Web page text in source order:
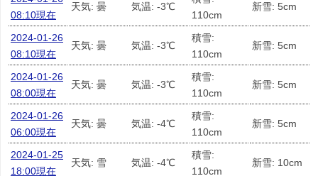
08:10現在
天気: 曇 気温: -3℃
110cm
新雪: 5cm
2024-01-26
08:10現在
天気: 曇 気温: -3℃
積雪:
110cm
新雪: 5cm
2024-01-26
08:00現在
天気: 曇 気温: -3℃
積雪:
110cm
新雪: 5cm
2024-01-26
06:00現在
天気: 曇 気温: -4℃
積雪:
110cm
新雪: 5cm
2024-01-25
18:00現在
天気: 雪 気温: -4℃
積雪:
110cm
新雪: 10cm